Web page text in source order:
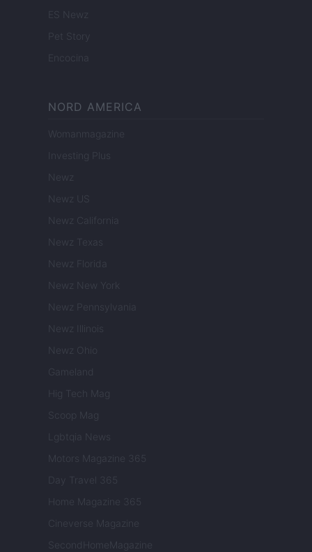
ES Newz
Encocina
NORD AMERICA
Womanmagazine
Investing Plus
Newz
Newz US
Newz California
Newz Texas
Newz Florida
Newz New York
Newz Pennsylvania
Newz Illinois
Newz Ohio
Gameland
Hig Tech Mag
Scoop Mag
Lgbtqia News
Motors Magazine 365
Day Travel 365
Home Magazine 365
Cineverse Magazine
SecondHomeMagazine